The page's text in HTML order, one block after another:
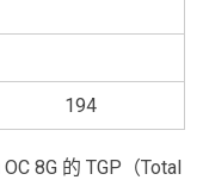
194
8G 的 TGP（Total